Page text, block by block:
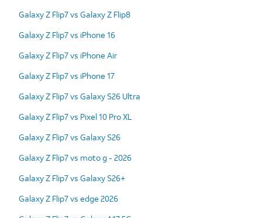
Galaxy Z Flip7 vs Galaxy Z Flip8
Galaxy Z Flip7 vs iPhone 16
Galaxy Z Flip7 vs iPhone Air
Galaxy Z Flip7 vs iPhone 17
Galaxy Z Flip7 vs Galaxy S26 Ultra
Galaxy Z Flip7 vs Pixel 10 Pro XL
Galaxy Z Flip7 vs Galaxy S26
Galaxy Z Flip7 vs moto g - 2026
Galaxy Z Flip7 vs Galaxy S26+
Galaxy Z Flip7 vs edge 2026